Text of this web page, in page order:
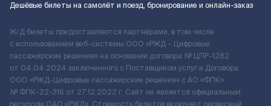
Дешёвые билеты на самолёт и поезд, бронирование и онлайн-заказ
Ж/Д билеты предоставляются партнёрами, в том числе
с использованием веб-системы ООО «РЖД – Цифровые
пассажирские решения» на основании договора № ЦПР-1282
от 04.04.2024 заключенного с Поставщиком услуг и Договора
ООО «РЖД-Цифровые пассажирские решения» c АО «ФПК»
№ ФПК-22-316 от 27.12.2022 г. Сайт не является официальным